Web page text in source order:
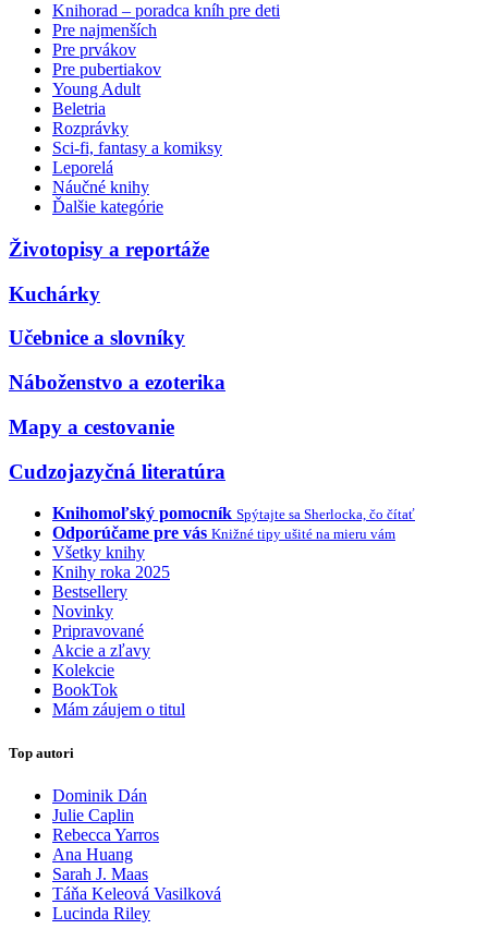
Knihorad – poradca kníh pre deti
Pre najmenších
Pre prvákov
Pre pubertiakov
Young Adult
Beletria
Rozprávky
Sci-fi, fantasy a komiksy
Leporelá
Náučné knihy
Ďalšie kategórie
Životopisy a reportáže
Kuchárky
Učebnice a slovníky
Náboženstvo a ezoterika
Mapy a cestovanie
Cudzojazyčná literatúra
Knihomoľský pomocník Spýtajte sa Sherlocka, čo čítať
Odporúčame pre vás Knižné tipy ušité na mieru vám
Všetky knihy
Knihy roka 2025
Bestsellery
Novinky
Pripravované
Akcie a zľavy
Kolekcie
BookTok
Mám záujem o titul
Top autori
Dominik Dán
Julie Caplin
Rebecca Yarros
Ana Huang
Sarah J. Maas
Táňa Keleová Vasilková
Lucinda Riley